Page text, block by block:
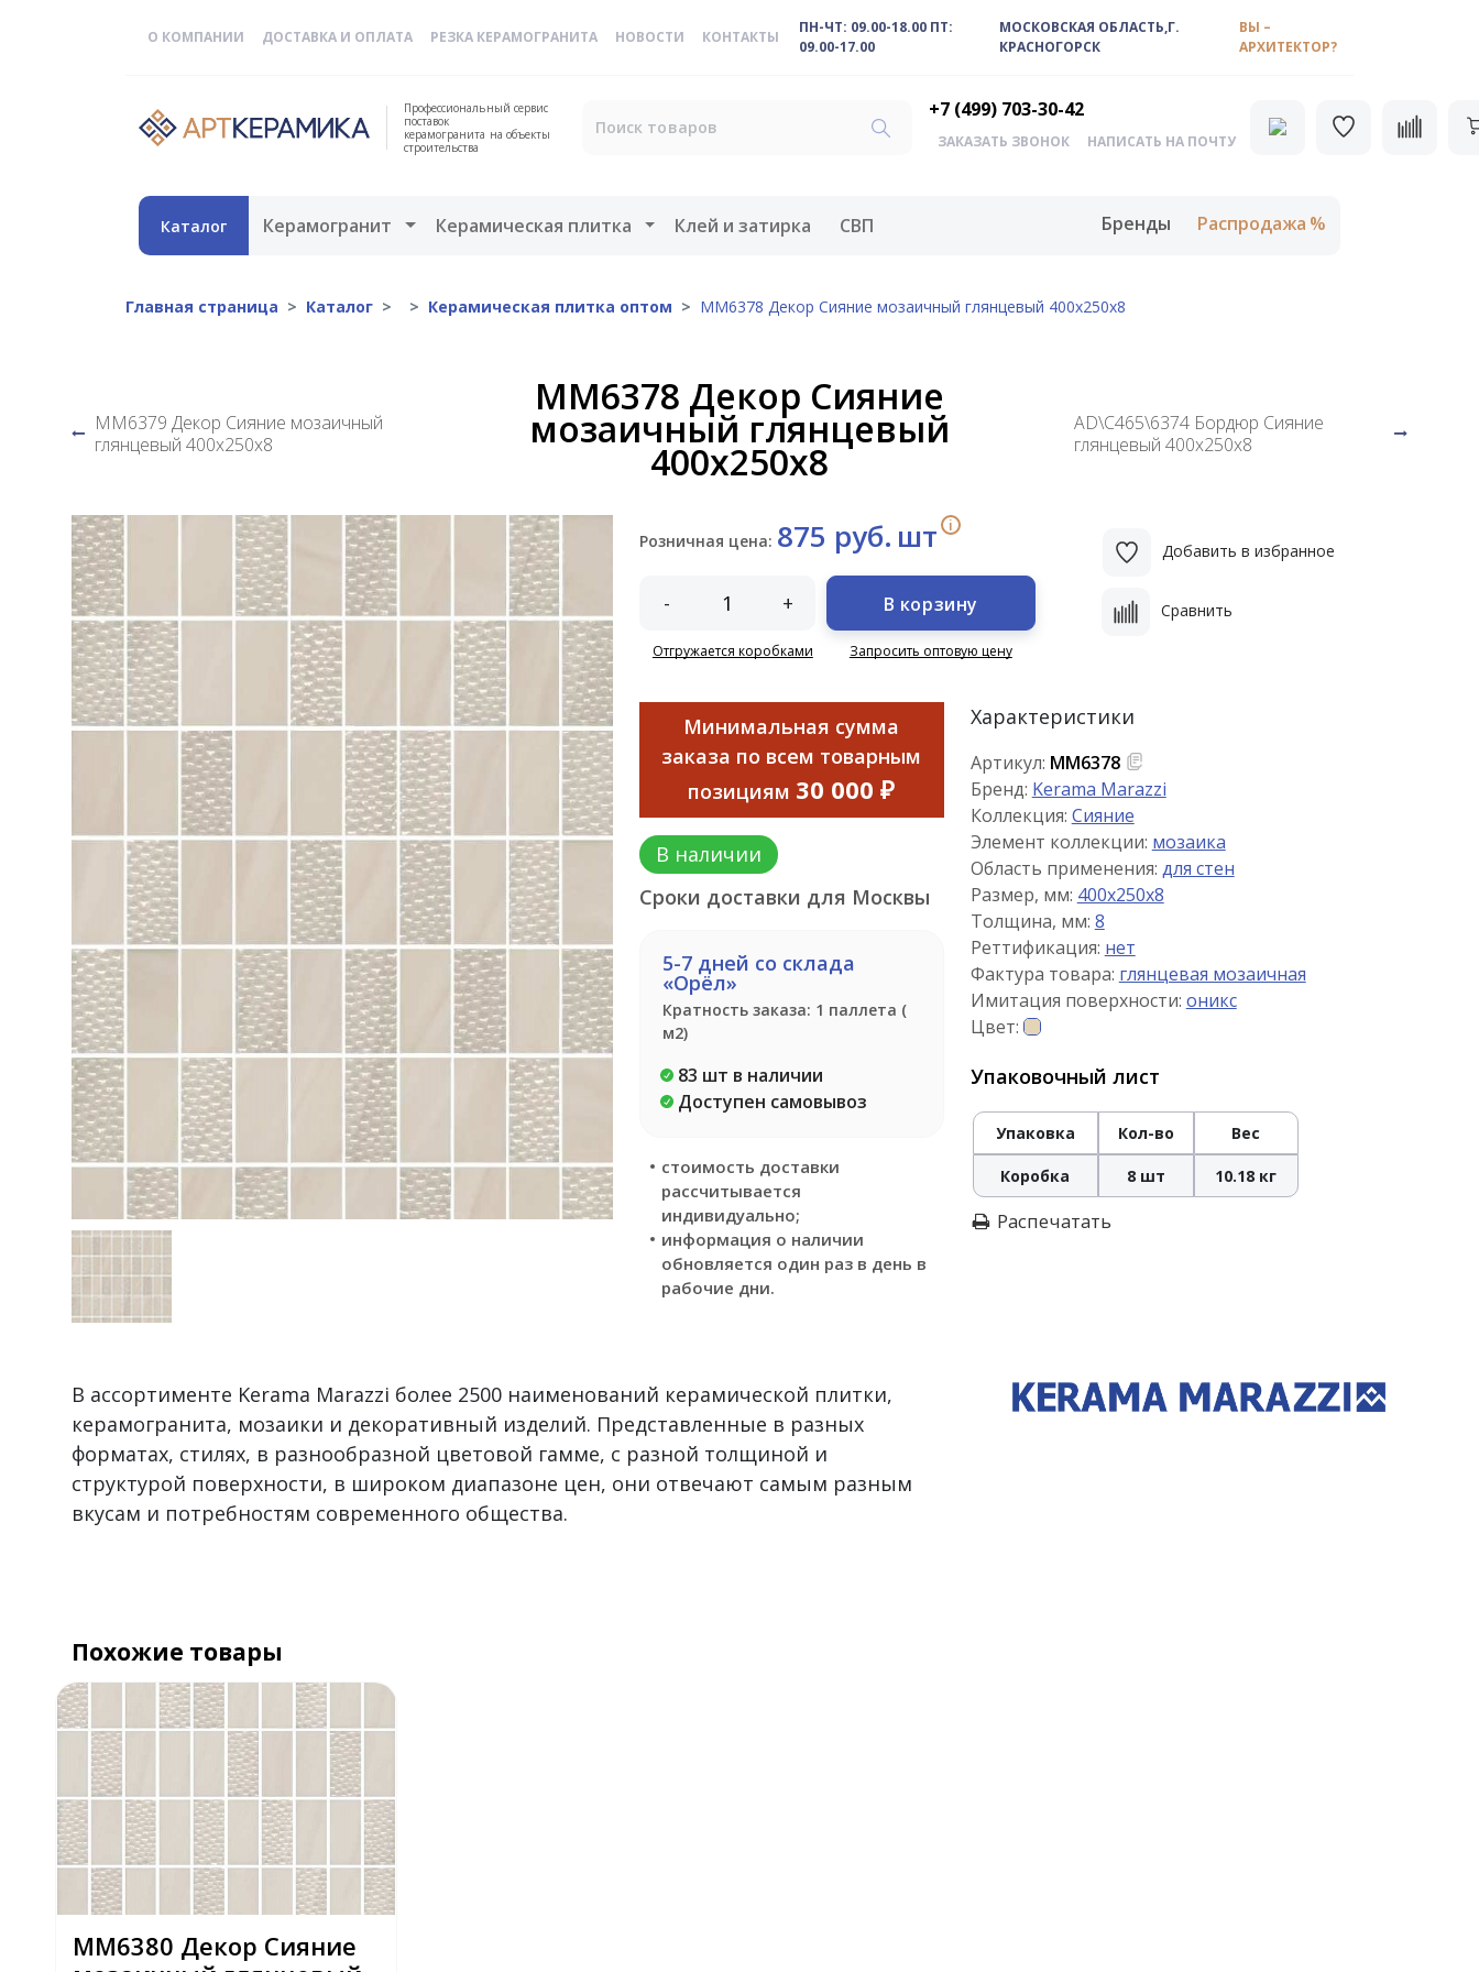
О КОМПАНИИ ДОСТАВКА И ОПЛАТА РЕЗКА КЕРАМОГРАНИТА НОВОСТИ КОНТАКТЫ
ПН-ЧТ: 09.00-18.00 ПТ:
09.00-17.00
МОСКОВСКАЯ ОБЛАСТЬ,Г.
КРАСНОГОРСК
ВЫ –
АРХИТЕКТОР?
Профессиональный сервис
поставок
керамогранита на объекты
строительства
+7 (499) 703-30-42
ЗАКАЗАТЬ ЗВОНОК НАПИСАТЬ НА ПОЧТУ
Каталог Керамогранит Открыть меню
Керамическая плитка Открыть меню
Клей и затирка СВП Бренды Распродажа
Главная страница Каталог Керамическая плитка оптом MM6378 Декор Сияние мозаичный глянцевый 400х250х8
MM6379 Декор Сияние мозаичный
глянцевый 400х250х8
MM6378 Декор Сияние
мозаичный глянцевый
400х250х8
AD\C465\6374 Бордюр Сияние
глянцевый 400х250х8
Розничная цена: 875 руб. шт i
- +
Отгружается коробками
В корзину
Запросить оптовую цену
Добавить в избранное
Сравнить
Минимальная сумма
заказа по всем товарным
позициям 30 000 ₽
В наличии
Сроки доставки для Москвы
5-7 дней со склада
«Орёл»
Кратность заказа: 1 паллета (
м2)
83 шт в наличии
Доступен самовывоз
стоимость доставки
рассчитывается
индивидуально;
информация о наличии
обновляется один раз в день в
рабочие дни.
Характеристики
Артикул: MM6378
Бренд: Kerama Marazzi
Коллекция: Сияние
Элемент коллекции: мозаика
Область применения: для стен
Размер, мм: 400x250x8
Толщина, мм: 8
Реттификация: нет
Фактура товара: глянцевая мозаичная
Имитация поверхности: оникс
Цвет:
Упаковочный лист
Упаковка Кол-во Вес
Коробка 8 шт 10.18 кг
Распечатать
В ассортименте Kerama Marazzi более 2500 наименований керамической плитки,
керамогранита, мозаики и декоративный изделий. Представленные в разных
форматах, стилях, в разнообразной цветовой гамме, с разной толщиной и
структурой поверхности, в широком диапазоне цен, они отвечают самым разным
вкусам и потребностям современного общества.
Похожие товары
MM6380 Декор Сияние